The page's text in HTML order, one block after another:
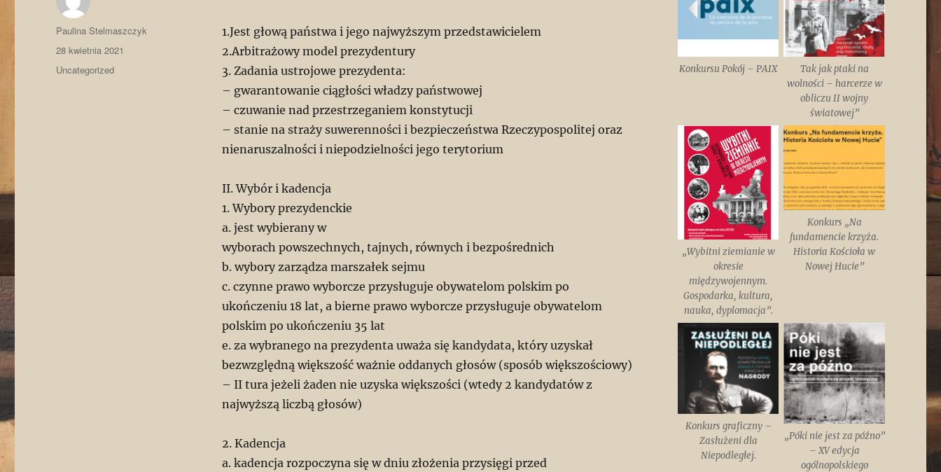
1.Jest głową państwa i jego najwyższym przedstawicielem
2.Arbitrażowy model prezydentury
3. Zadania ustrojowe prezydenta:
– gwarantowanie ciągłości władzy państwowej
– czuwanie nad przestrzeganiem konstytucji
– stanie na straży suwerenności i bezpieczeństwa Rzeczypospolitej oraz
nienaruszalności i niepodzielności jego terytorium
II. Wybór i kadencja
1. Wybory prezydenckie
a. jest wybierany w
wyborach powszechnych, tajnych, równych i bezpośrednich
b. wybory zarządza marszałek sejmu
c. czynne prawo wyborcze przysługuje obywatelom polskim po
ukończeniu 18 lat, a bierne prawo wyborcze przysługuje obywatelom
polskim po ukończeniu 35 lat
e. za wybranego na prezydenta uważa się kandydata, który uzyskał
bezwzględną większość ważnie oddanych głosów (sposób większościowy)
– II tura jeżeli żaden nie uzyska większości (wtedy 2 kandydatów z
najwyższą liczbą głosów)
2. Kadencja
a. kadencja rozpoczyna się w dniu złożenia przysięgi przed
Autor
Paulina Stelmaszczyk
Data
publikacji
28 kwietnia 2021
Kategorie
Uncategorized Konkursu Pokój – PAIX
Tak jak ptaki na
wolności – harcerze w
obliczu II wojny
światowej”
„Wybitni ziemianie w
okresie
międzywojennym.
Gospodarka, kultura,
nauka, dyplomacja”.
Konkurs „Na
fundamencie krzyża.
Historia Kościoła w
Nowej Hucie”
Konkurs graficzny –
Zasłużeni dla
Niepodległej.
„Póki nie jest za późno”
– XV edycja
ogólnopolskiego